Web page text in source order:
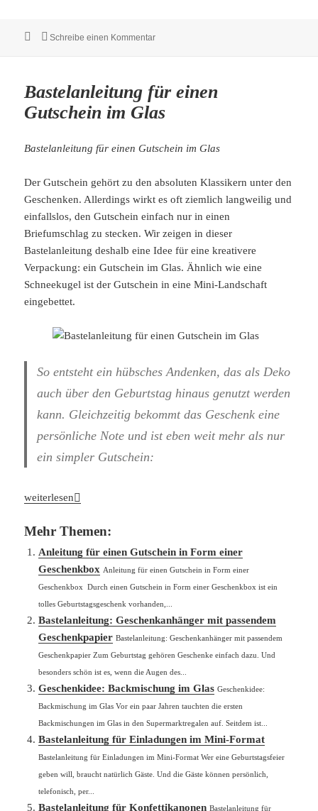
Veröffentlicht
Schreibe einen Kommentarzu Content-Ideen für Geschenkartikel-
Bastelanleitung für einen
Gutschein im Glas
Bastelanleitung für einen Gutschein im Glas
Der Gutschein gehört zu den absoluten Klassikern unter den
Geschenken. Allerdings wirkt es oft ziemlich langweilig und
einfallslos, den Gutschein einfach nur in einen
Briefumschlag zu stecken. Wir zeigen in dieser
Bastelanleitung deshalb eine Idee für eine kreativere
Verpackung: ein Gutschein im Glas. Ähnlich wie eine
Schneekugel ist der Gutschein in eine Mini-Landschaft
eingebettet.
So entsteht ein hübsches Andenken, das als Deko
auch über den Geburtstag hinaus genutzt werden
kann. Gleichzeitig bekommt das Geschenk eine
persönliche Note und ist eben weit mehr als nur
ein simpler Gutschein:
Bastelanleitung für einen Gutschein im Glas
weiterlesen
Mehr Themen:
Anleitung für einen Gutschein in Form einer
Geschenkbox Anleitung für einen Gutschein in Form einer
Geschenkbox Durch einen Gutschein in Form einer Geschenkbox ist ein
tolles Geburtstagsgeschenk vorhanden,...
Bastelanleitung: Geschenkanhänger mit passendem
Geschenkpapier Bastelanleitung: Geschenkanhänger mit passendem
Geschenkpapier Zum Geburtstag gehören Geschenke einfach dazu. Und
besonders schön ist es, wenn die Augen des...
Geschenkidee: Backmischung im Glas Geschenkidee:
Backmischung im Glas Vor ein paar Jahren tauchten die ersten
Backmischungen im Glas in den Supermarktregalen auf. Seitdem ist...
Bastelanleitung für Einladungen im Mini-Format
Bastelanleitung für Einladungen im Mini-Format Wer eine Geburtstagsfeier
geben will, braucht natürlich Gäste. Und die Gäste können persönlich,
telefonisch, per...
Bastelanleitung für Konfettikanonen Bastelanleitung für